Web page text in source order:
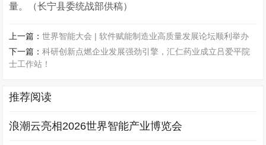
量。（长宁县委统战部供稿）
上一篇：世界智能大会 | 软件赋能制造业高质量发展论坛顺利举办
下一篇：科研创新点燃企业发展强劲引擎，汇仁药业成立吕爱平院
士工作站！
推荐阅读
浪潮云亮相2026世界智能产业博览会